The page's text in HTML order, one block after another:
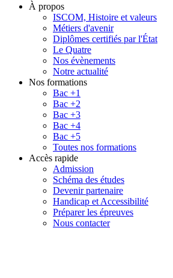
À propos
ISCOM, Histoire et valeurs
Métiers d'avenir
Diplômes certifiés par l'État
Le Quatre
Nos évènements
Notre actualité
Nos formations
Bac +1
Bac +2
Bac +3
Bac +4
Bac +5
Toutes nos formations
Accès rapide
Admission
Schéma des études
Devenir partenaire
Handicap et Accessibilité
Préparer les épreuves
Nous contacter